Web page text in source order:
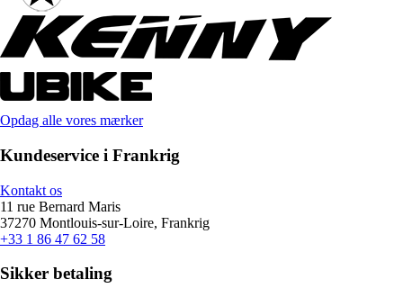
Opdag alle vores mærker
Kundeservice i Frankrig
Kontakt os
11 rue Bernard Maris
37270 Montlouis-sur-Loire, Frankrig
+33 1 86 47 62 58
Sikker betaling